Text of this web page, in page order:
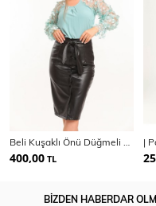
400,00 TL
BİZDEN HABERDAR